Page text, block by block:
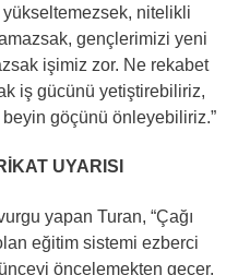
nitelikli
gençlerimizi yeni
işimiz zor. Ne rekabet
iş gücünü yetiştirebiliriz,
göçünü önleyebiliriz.”
UYARISI
yapan Turan, “Çağı
eğitim sistemi ezberci
öncelemekten geçer.